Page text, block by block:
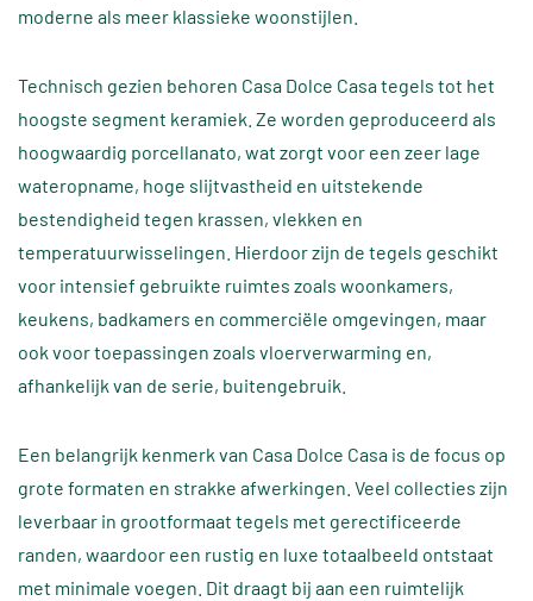
moderne als meer klassieke woonstijlen.
Technisch gezien behoren Casa Dolce Casa tegels tot het
hoogste segment keramiek. Ze worden geproduceerd als
hoogwaardig porcellanato, wat zorgt voor een zeer lage
wateropname, hoge slijtvastheid en uitstekende
bestendigheid tegen krassen, vlekken en
temperatuurwisselingen. Hierdoor zijn de tegels geschikt
voor intensief gebruikte ruimtes zoals woonkamers,
keukens, badkamers en commerciële omgevingen, maar
ook voor toepassingen zoals vloerverwarming en,
afhankelijk van de serie, buitengebruik.
Een belangrijk kenmerk van Casa Dolce Casa is de focus op
grote formaten en strakke afwerkingen. Veel collecties zijn
leverbaar in grootformaat tegels met gerectificeerde
randen, waardoor een rustig en luxe totaalbeeld ontstaat
met minimale voegen. Dit draagt bij aan een ruimtelijk